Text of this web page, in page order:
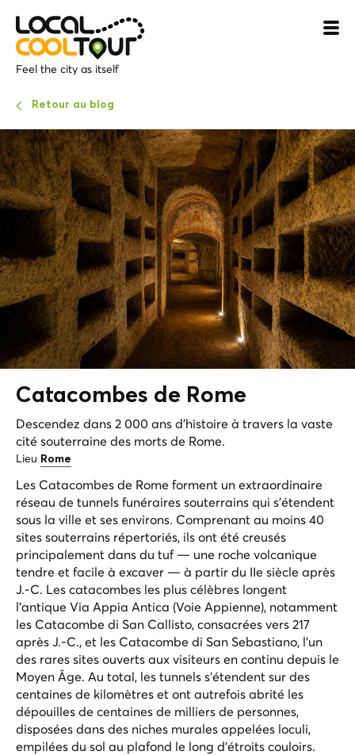
Feel the city as itself
Retour au blog
Catacombes de Rome
Descendez dans 2 000 ans d'histoire à travers la vaste
cité souterraine des morts de Rome.
Lieu Rome
Les Catacombes de Rome forment un extraordinaire
réseau de tunnels funéraires souterrains qui s'étendent
sous la ville et ses environs. Comprenant au moins 40
sites souterrains répertoriés, ils ont été creusés
principalement dans du tuf — une roche volcanique
tendre et facile à excaver — à partir du IIe siècle après
J.-C. Les catacombes les plus célèbres longent
l'antique Via Appia Antica (Voie Appienne), notamment
les Catacombe di San Callisto, consacrées vers 217
après J.-C., et les Catacombe di San Sebastiano, l'un
des rares sites ouverts aux visiteurs en continu depuis le
Moyen Âge. Au total, les tunnels s'étendent sur des
centaines de kilomètres et ont autrefois abrité les
dépouilles de centaines de milliers de personnes,
disposées dans des niches murales appelées loculi,
empilées du sol au plafond le long d'étroits couloirs.